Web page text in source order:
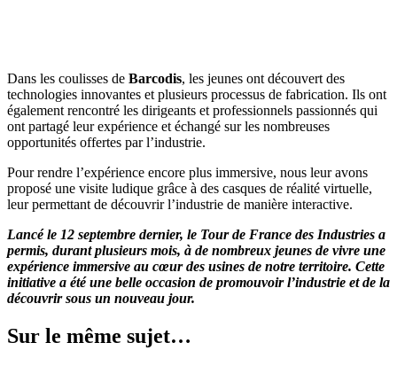
Dans les coulisses de Barcodis, les jeunes ont découvert des
technologies innovantes et plusieurs processus de fabrication. Ils ont
également rencontré les dirigeants et professionnels passionnés qui
ont partagé leur expérience et échangé sur les nombreuses
opportunités offertes par l’industrie.
Pour rendre l’expérience encore plus immersive, nous leur avons
proposé une visite ludique grâce à des casques de réalité virtuelle,
leur permettant de découvrir l’industrie de manière interactive.
Lancé le 12 septembre dernier, le Tour de France des Industries a
permis, durant plusieurs mois, à de nombreux jeunes de vivre une
expérience immersive au cœur des usines de notre territoire. Cette
initiative a été une belle occasion de promouvoir l’industrie et de la
découvrir sous un nouveau jour.
Sur le même sujet…